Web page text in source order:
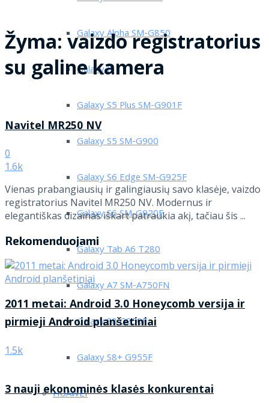
Galaxy Alpha SM-G850
Galaxy J5
Galaxy S5 Plus SM-G901F
Galaxy S5 SM-G900
Galaxy S6 Edge SM-G925F
Galaxy S6 SM-G920F
Galaxy Tab A6 T280
Galaxy A7 SM-A750FN
Galaxy S8 G950F
Galaxy S8+ G955F
HUAWEI
Žyma:vaizdo registratorius
su galine kamera
Navitel MR250 NV
0
1.6k
Vienas prabangiausių ir galingiausių savo klasėje, vaizdo
registratorius Navitel MR250 NV. Modernus ir
elegantiškas dizainas iškart patraukia akį, tačiau šis ...
Rekomenduojami
2011 metai: Android 3.0 Honeycomb versija ir
pirmieji Android planšetiniai
1.5k
3 nauji ekonominės klasės konkurentai